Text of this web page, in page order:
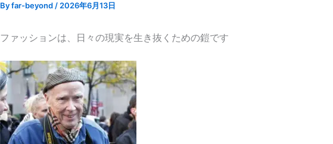
Byfar-beyond / 2026年6月13日
ファッションは、日々の現実を生き抜くための鎧です